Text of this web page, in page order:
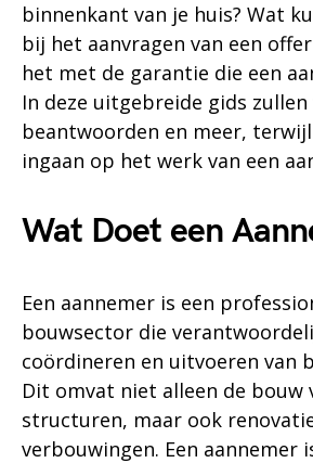
binnenkant van je huis? Wat
bij het aanvragen van een
het met de garantie die een
In deze uitgebreide gids zullen
beantwoorden en meer,
ingaan op het werk van een
Wat Doet een
Een aannemer is een
bouwsector die
coördineren en uitvoeren van
Dit omvat niet alleen de bouw
structuren, maar ook
verbouwingen. Een aannemer